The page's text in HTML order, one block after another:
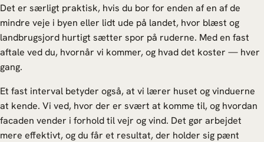
Det er særligt praktisk, hvis du bor for enden af en af de
mindre veje i byen eller lidt ude på landet, hvor blæst og
landbrugsjord hurtigt sætter spor på ruderne. Med en fast
aftale ved du, hvornår vi kommer, og hvad det koster — hver
gang.
Et fast interval betyder også, at vi lærer huset og vinduerne
at kende. Vi ved, hvor der er svært at komme til, og hvordan
facaden vender i forhold til vejr og vind. Det gør arbejdet
mere effektivt, og du får et resultat, der holder sig pænt